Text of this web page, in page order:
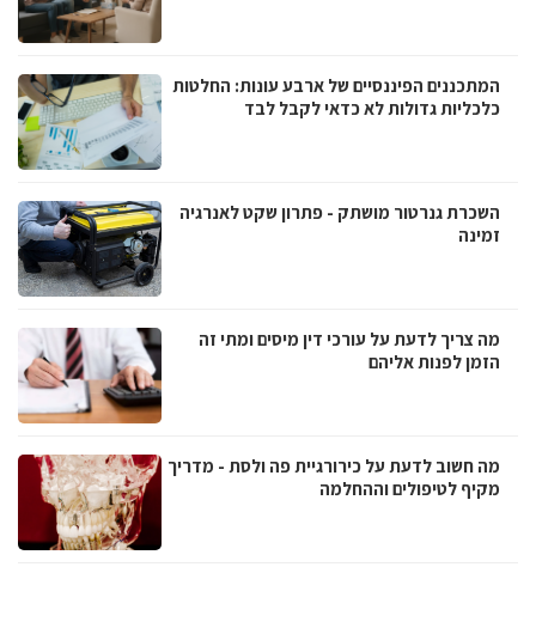
המתכננים הפיננסיים של ארבע עונות: החלטות
כלכליות גדולות לא כדאי לקבל לבד
השכרת גנרטור מושתק - פתרון שקט לאנרגיה
זמינה
מה צריך לדעת על עורכי דין מיסים ומתי זה
הזמן לפנות אליהם
מה חשוב לדעת על כירורגיית פה ולסת - מדריך
מקיף לטיפולים וההחלמה